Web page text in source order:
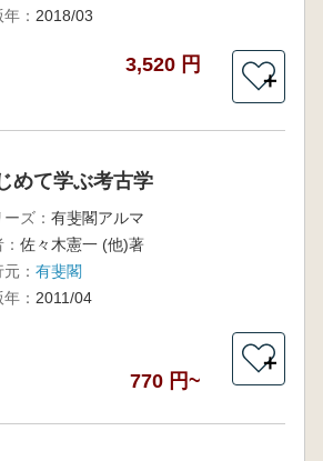
： 2018/03
3,520 円
＋
めて学ぶ考古学
ズ： 有斐閣アルマ
佐々木憲一 (他)著
： 有斐閣
： 2011/04
770 円~
＋